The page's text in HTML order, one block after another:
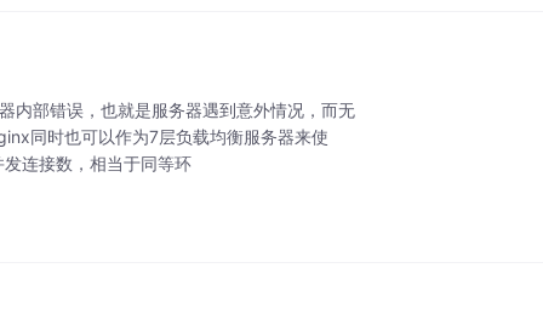
部错误，也就是服务器遇到意外情况，而无
同时也可以作为7层负载均衡服务器来使
连接数，相当于同等环